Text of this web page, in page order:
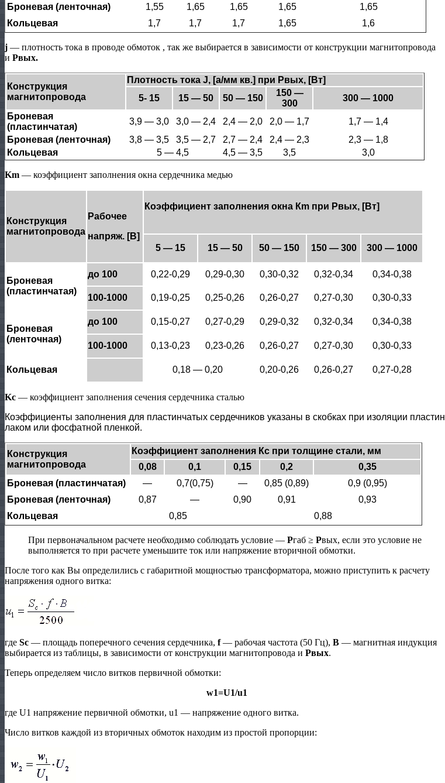
Броневая (ленточная)
1,55 1,65 1,65 1,65
1,65
Кольцевая
1,7 1,7 1,7 1,65 1,6
j — плотность тока в проводе обмоток , так же выбирается в зависимости от конструкции магнитопровода
и Pвых.
Конструкция
магнитопровода
Плотность тока J, [а/мм кв.] при Рвых, [Вт]
5- 15
15 — 50 50 — 150
150 —
300
300 — 1000
Броневая
(пластинчатая)
3,9 — 3,0 3,0 — 2,4 2,4 — 2,0 2,0 — 1,7
1,7 — 1,4
Броневая (ленточная)
3,8 — 3,5 3,5 — 2,7 2,7 — 2,4 2,4 — 2,3
2,3 — 1,8
Кольцевая
5 — 4,5 4,5 — 3,5 3,5 3,0
Km — коэффициент заполнения окна сердечника медью
Конструкция
магнитопровода
Рабочее
напряж. [В]
Коэффициент заполнения окна Кm при Рвых, [Вт]
5 — 15 15 — 50 50 — 150 150 — 300 300 — 1000
Броневая
(пластинчатая)
до 100 0,22-0,29 0,29-0,30 0,30-0,32 0,32-0,34 0,34-0,38
100-1000 0,19-0,25 0,25-0,26 0,26-0,27 0,27-0,30 0,30-0,33
Броневая
(ленточная)
до 100 0,15-0,27 0,27-0,29 0,29-0,32 0,32-0,34 0,34-0,38
100-1000 0,13-0,23 0,23-0,26 0,26-0,27 0,27-0,30 0,30-0,33
Кольцевая 0,18 — 0,20 0,20-0,26 0,26-0,27 0,27-0,28
Kc — коэффициент заполнения сечения сердечника сталью
Коэффициенты заполнения для пластинчатых сердечников указаны в скобках при изоляции пластин
лаком или фосфатной пленкой.
Конструкция
магнитопровода
Коэффициент заполнения Кс при толщине стали, мм
0,08
0,1 0,15 0,2
0,35
Броневая (пластинчатая)
— 0,7(0,75) — 0,85 (0,89)
0,9 (0,95)
Броневая (ленточная)
0,87 — 0,90 0,91
0,93
Кольцевая
0,85 0,88
При первоначальном расчете необходимо соблюдать условие — Pгаб ≥ Pвых, если это условие не
выполняется то при расчете уменьшите ток или напряжение вторичной обмотки.
После того как Вы определились с габаритной мощностью трансформатора, можно приступить к расчету
напряжения одного витка:
где Sc — площадь поперечного сечения сердечника, f— рабочая частота (50 Гц), B — магнитная индукция
выбирается из таблицы, в зависимости от конструкции магнитопровода и Pвых.
Теперь определяем число витков первичной обмотки:
w1=U1/u1
где U1 напряжение первичной обмотки, u1 — напряжение одного витка.
Число витков каждой из вторичных обмоток находим из простой пропорции: